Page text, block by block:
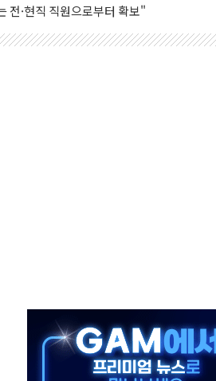
전·현직 직원으로부터 확보"
명 돌파
규모 2배 확대
제 최대 6000원 할인
화…'AI 데이터 기반 메디테크 혁신허브' 구상
제